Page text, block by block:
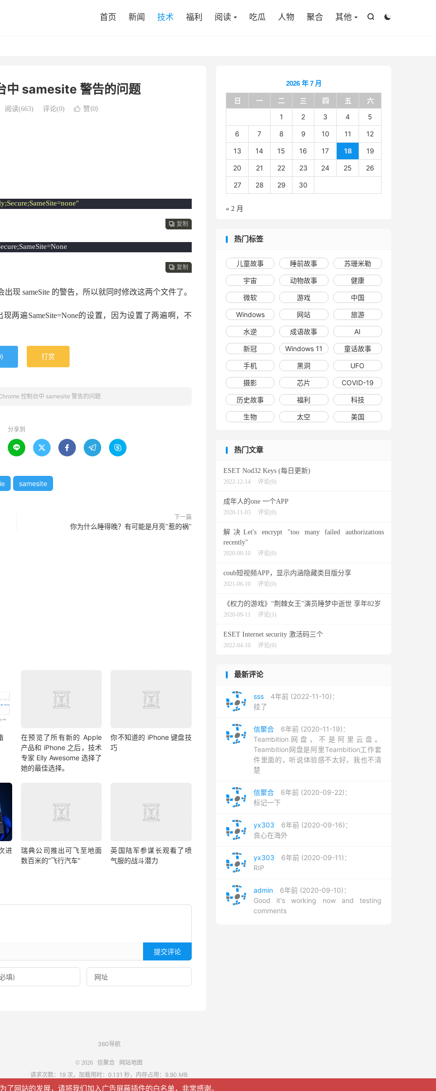


首页 新闻 技术 福利 阅读 吃瓜 人物 聚合 其他
中 samesite 警告的问题
阅读(663) 评论(0)  赞(0)
 复制
 复制
 复制
 复制
 复制
 复制
 复制
现 sameSite 的警告，所以就同时修改这两个文件了。
现两遍SameSite=None的设置，因为设置了两遍啊，不
) 打赏
控制台中 samesite 警告的问题
分享到
    
samesite
下一篇
你为什么睡得晚？有可能是月亮"惹的祸"
在预览了所有新的 Apple
产品和 iPhone 之后，技术
专家 Elly Awesome 选择了
她的最佳选择。
你不知道的 iPhone 键盘技
巧
进
瑞典公司推出可飞至地面
数百米的“飞行汽车”
英国陆军参谋长观看了喷
气服的战斗潜力
提交评论
2026 年 7 月
日 一 二 三 四 五
六
1
2 3 4 5
6 7 8 9 10 11 12
13 14 15 16 17 18 19
20 21 22 23 24 25 26
27 28 29 30
« 2 月
热门标签
儿童故事 睡前故事 苏珊米勒
宇宙 动物故事 健康
微软 游戏 中国
Windows 网站 旅游
水逆 成语故事 AI
新冠 Windows 11 童话故事
手机 黑洞 UFO
摄影 芯片 COVID-19
历史故事 福利 科技
生物 太空 美国
热门文章
ESET Nod32 Keys (每日更新)
2022-12-14 评论(0)
成年人的one 一个APP
2020-11-03 评论(0)
解决Let's encrypt "too many failed authorizations
recently"
2020-09-10 评论(0)
coub短视频APP，显示内涵隐藏类目版分享
2021-06-10 评论(0)
《权力的游戏》“荆棘女王”演员睡梦中逝世 享年82岁
2020-09-11 评论(1)
ESET Internet security 激活码三个
2022-04-10 评论(0)
最新评论
sss
4年前 (2022-11-10)：
挂了
信聚合
6年前 (2020-11-19)：
Teambition网盘，不是阿里云盘。
Teambition网盘是阿里Teambition工作套
件里面的，听说体验感不太好，我也不清
楚
信聚合
6年前 (2020-09-22)：
标记一下
yx303
6年前 (2020-09-16)：
良心在海外
yx303
6年前 (2020-09-11)：
RIP
admin
6年前 (2020-09-10)：
Good it's working now and testing
comments
360导航
© 2026 信聚合 网站地图
请求次数：19 次，加载用时：0.131 秒，内存占用：9.90 MB
为了网站的发展，请将我们加入广告屏蔽插件的白名单，非常感谢。